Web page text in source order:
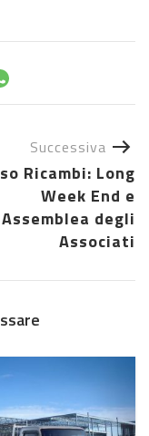
Successiva
Ricambi: Long
Week End e
Assemblea degli
Associati